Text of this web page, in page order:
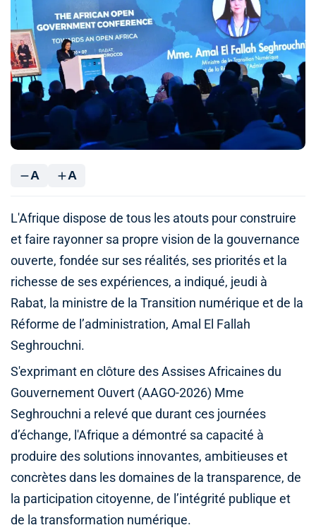
A A
L'Afrique dispose de tous les atouts pour construire
et faire rayonner sa propre vision de la gouvernance
ouverte, fondée sur ses réalités, ses priorités et la
richesse de ses expériences, a indiqué, jeudi à
Rabat, la ministre de la Transition numérique et de la
Réforme de l’administration, Amal El Fallah
Seghrouchni.
S'exprimant en clôture des Assises Africaines du
Gouvernement Ouvert (AAGO-2026) Mme
Seghrouchni a relevé que durant ces journées
d’échange, l'Afrique a démontré sa capacité à
produire des solutions innovantes, ambitieuses et
concrètes dans les domaines de la transparence, de
la participation citoyenne, de l’intégrité publique et
de la transformation numérique.